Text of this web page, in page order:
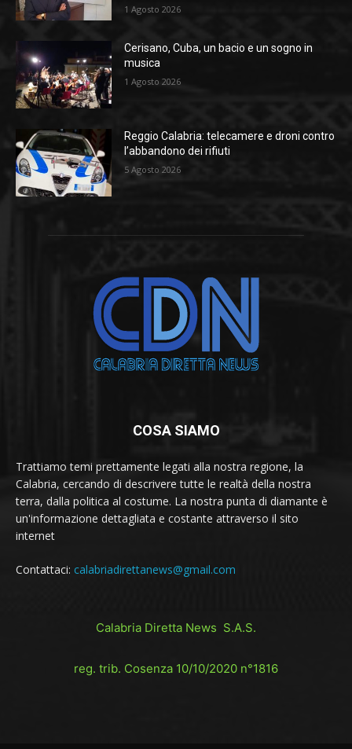
1 Agosto 2026
Cerisano, Cuba, un bacio e un sogno in
musica
1 Agosto 2026
Reggio Calabria: telecamere e droni contro
l’abbandono dei rifiuti
5 Agosto 2026
COSA SIAMO
Trattiamo temi prettamente legati alla nostra regione, la
Calabria, cercando di descrivere tutte le realtà della nostra
terra, dalla politica al costume. La nostra punta di diamante è
un'informazione dettagliata e costante attraverso il sito
internet
Contattaci: calabriadirettanews@gmail.com
Calabria Diretta News S.A.S.
reg. trib. Cosenza 10/10/2020 n°1816